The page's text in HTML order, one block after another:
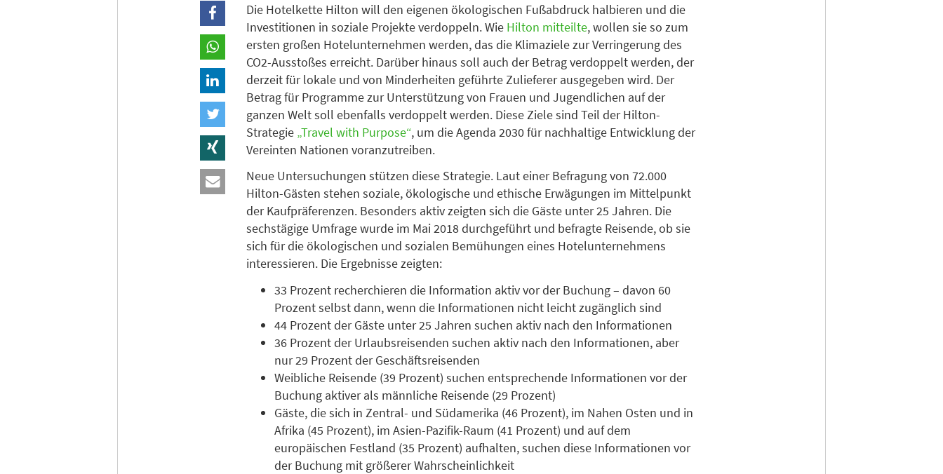
Die Hotelkette Hilton will den eigenen ökologischen Fußabdruck halbieren und die
Investitionen in soziale Projekte verdoppeln. Wie Hilton mitteilte, wollen sie so zum
ersten großen Hotelunternehmen werden, das die Klimaziele zur Verringerung des
CO2-Ausstoßes erreicht. Darüber hinaus soll auch der Betrag verdoppelt werden, der
derzeit für lokale und von Minderheiten geführte Zulieferer ausgegeben wird. Der
Betrag für Programme zur Unterstützung von Frauen und Jugendlichen auf der
ganzen Welt soll ebenfalls verdoppelt werden. Diese Ziele sind Teil der Hilton-
Strategie „Travel with Purpose“, um die Agenda 2030 für nachhaltige Entwicklung der
Vereinten Nationen voranzutreiben.
Neue Untersuchungen stützen diese Strategie. Laut einer Befragung von 72.000
Hilton-Gästen stehen soziale, ökologische und ethische Erwägungen im Mittelpunkt
der Kaufpräferenzen. Besonders aktiv zeigten sich die Gäste unter 25 Jahren. Die
sechstägige Umfrage wurde im Mai 2018 durchgeführt und befragte Reisende, ob sie
sich für die ökologischen und sozialen Bemühungen eines Hotelunternehmens
interessieren. Die Ergebnisse zeigten:
33 Prozent recherchieren die Information aktiv vor der Buchung – davon 60
Prozent selbst dann, wenn die Informationen nicht leicht zugänglich sind
44 Prozent der Gäste unter 25 Jahren suchen aktiv nach den Informationen
36 Prozent der Urlaubsreisenden suchen aktiv nach den Informationen, aber
nur 29 Prozent der Geschäftsreisenden
Weibliche Reisende (39 Prozent) suchen entsprechende Informationen vor der
Buchung aktiver als männliche Reisende (29 Prozent)
Gäste, die sich in Zentral- und Südamerika (46 Prozent), im Nahen Osten und in
Afrika (45 Prozent), im Asien-Pazifik-Raum (41 Prozent) und auf dem
europäischen Festland (35 Prozent) aufhalten, suchen diese Informationen vor
der Buchung mit größerer Wahrscheinlichkeit